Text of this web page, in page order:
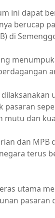
ini dapat
berucap
di
mutu dan
dan
terus
utama
pasaran